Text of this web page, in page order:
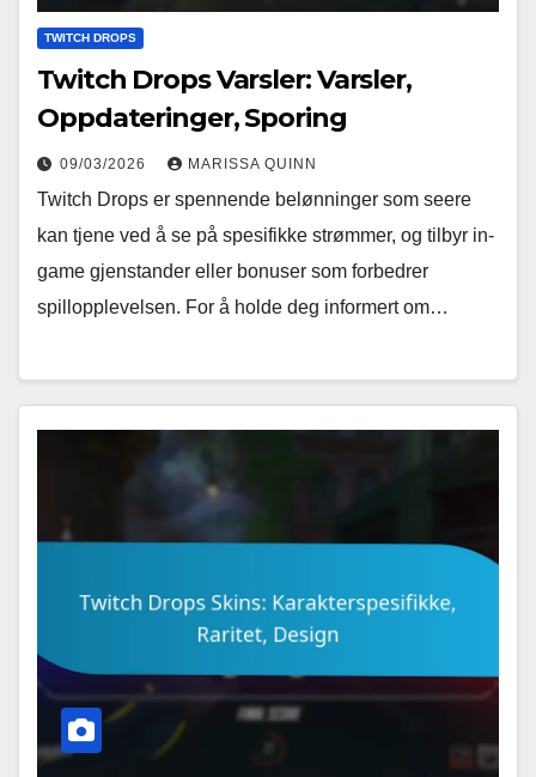
TWITCH DROPS
Twitch Drops Varsler: Varsler,
Oppdateringer, Sporing
09/03/2026 MARISSA QUINN
Twitch Drops er spennende belønninger som seere
kan tjene ved å se på spesifikke strømmer, og tilbyr in-
game gjenstander eller bonuser som forbedrer
spillopplevelsen. For å holde deg informert om…